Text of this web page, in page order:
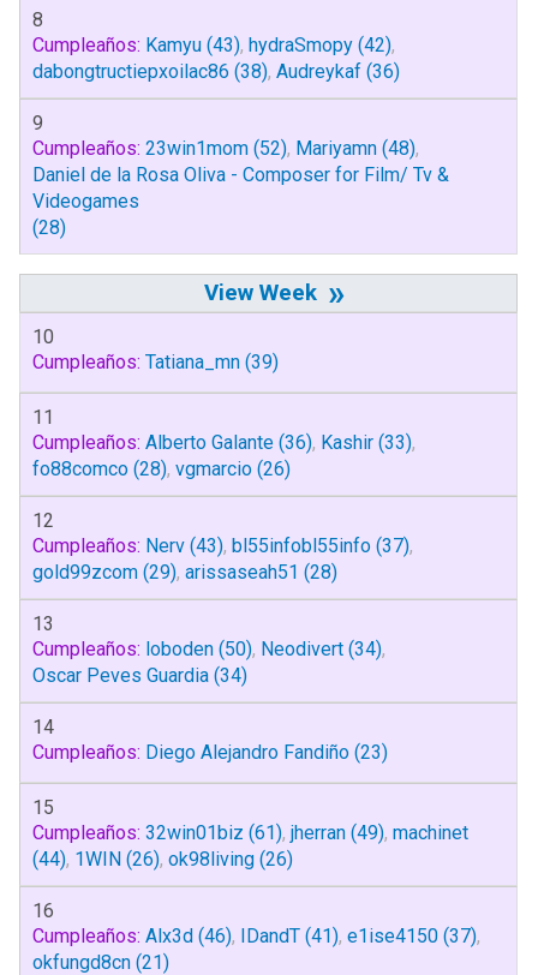
8
Cumpleaños: Kamyu (43), hydraSmopy (42),
dabongtructiepxoilac86 (38), Audreykaf (36)
9
Cumpleaños: 23win1mom (52), Mariyamn (48),
Daniel de la Rosa Oliva - Composer for Film/ Tv &
Videogames
(28)
»
10
Cumpleaños: Tatiana_mn (39)
11
Cumpleaños: Alberto Galante (36), Kashir (33),
fo88comco (28), vgmarcio (26)
12
Cumpleaños: Nerv (43), bl55infobl55info (37),
gold99zcom (29), arissaseah51 (28)
13
Cumpleaños: loboden (50), Neodivert (34),
Oscar Peves Guardia (34)
14
Cumpleaños: Diego Alejandro Fandiño (23)
15
Cumpleaños: 32win01biz (61), jherran (49), machinet
(44), 1WIN (26), ok98living (26)
16
Cumpleaños: Alx3d (46), IDandT (41), e1ise4150 (37),
okfungd8cn (21)